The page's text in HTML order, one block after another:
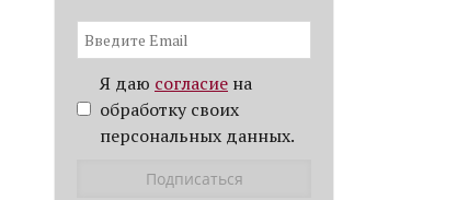
Я даю согласие на
обработку своих
персональных данных.